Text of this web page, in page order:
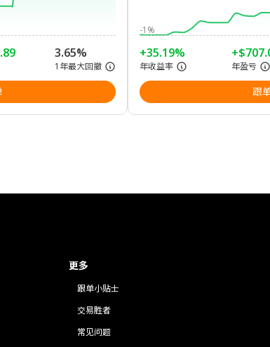
3.65%
1年最大回撤
-1%
+35.19%
年收益率 年盈亏
跟
更多
跟单小贴士
交易胜者
常见问题